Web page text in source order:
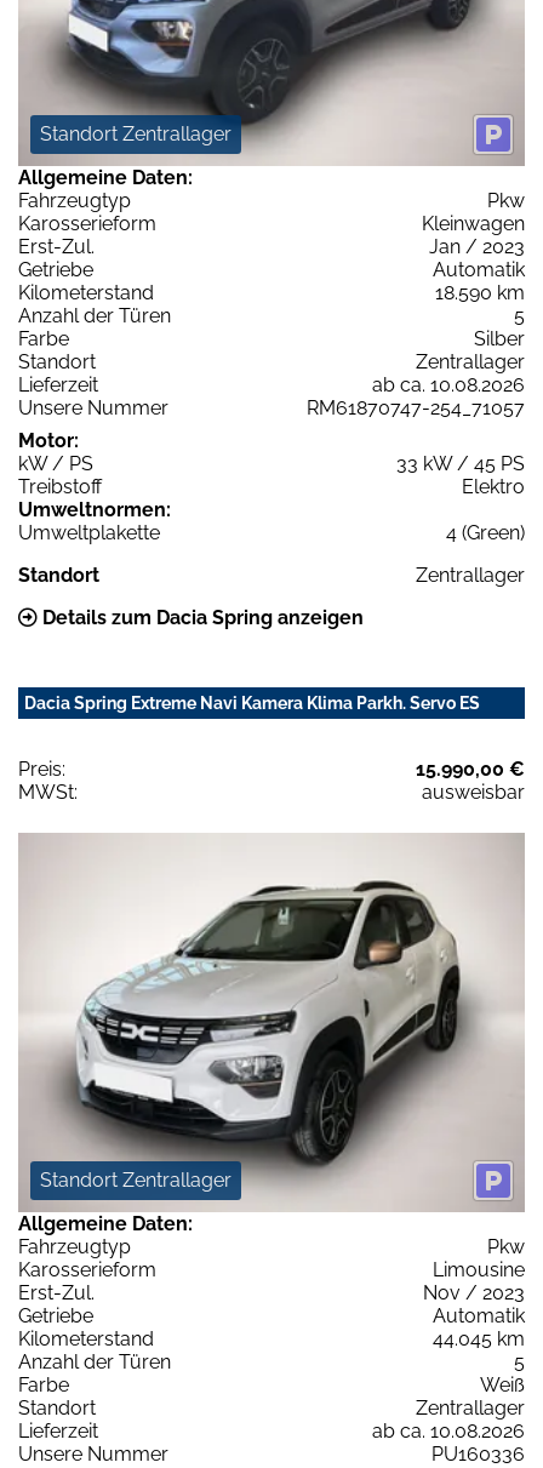
Standort Zentrallager
Allgemeine Daten:
Fahrzeugtyp
Pkw
Karosserieform
Kleinwagen
Erst-Zul.
Jan / 2023
Getriebe
Automatik
Kilometerstand
18.590 km
Anzahl der Türen
5
Farbe
Silber
Standort
Zentrallager
Lieferzeit
ab ca. 10.08.2026
Unsere Nummer
RM61870747-254_71057
Motor:
kW / PS
33 kW / 45 PS
Treibstoff
Elektro
Umweltnormen:
Umweltplakette
4 (Green)
Standort
Zentrallager
Details zum Dacia Spring anzeigen
Dacia Spring Extreme Navi Kamera Klima Parkh. Servo ES
Preis:
15.990,00 €
MWSt:
ausweisbar
Standort Zentrallager
Allgemeine Daten:
Fahrzeugtyp
Pkw
Karosserieform
Limousine
Erst-Zul.
Nov / 2023
Getriebe
Automatik
Kilometerstand
44.045 km
Anzahl der Türen
5
Farbe
Weiß
Standort
Zentrallager
Lieferzeit
ab ca. 10.08.2026
Unsere Nummer
PU160336